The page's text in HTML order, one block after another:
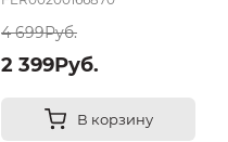
4 699Руб.
2 399Руб.
В корзину